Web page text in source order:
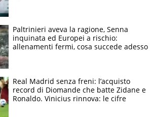
Paltrinieri aveva la ragione, Senna
inquinata ed Europei a rischio:
allenamenti fermi, cosa succede adesso
Real Madrid senza freni: l’acquisto
record di Diomande che batte Zidane e
Ronaldo. Vinicius rinnova: le cifre